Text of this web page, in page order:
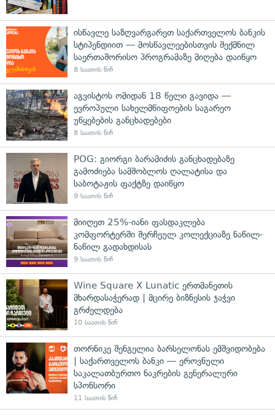
ისწავლე საზღვარგარეთ საქართველოს ბანკის
სტიპენდიით — მოსწავლეებისთვის შექმნილ
საერთაშორისო პროგრამაზე მიღება დაიწყო
8 საათის წინ
აგვისტოს ომიდან 18 წელი გავიდა —
ევროპული სახელმწიფოების საგარეო
უწყებების განცხადებები
8 საათის წინ
POG: გიორგი ბარამიძის განცხადებაზე
გამოძიება სამშობლოს ღალატისა და
საბოტაჟის ფაქტზე დაიწყო
9 საათის წინ
მიიღეთ 25%-იანი ფასდაკლება
კომფორტერში შერჩეულ კოლექციაზე ნაწილ-
ნაწილ გადახდისას
9 საათის წინ
Wine Square X Lunatic ერთმანეთის
მხარდასაჭერად | მცირე ბიზნესის ჯაჭვი
გრძელდება
10 საათის წინ
თორნიკე შენგელია ბარსელონას ემშვიდობება
| საქართველოს ბანკი — ეროვნული
საკალათბურთო ნაკრების გენერალური
სპონსორი
11 საათის წინ